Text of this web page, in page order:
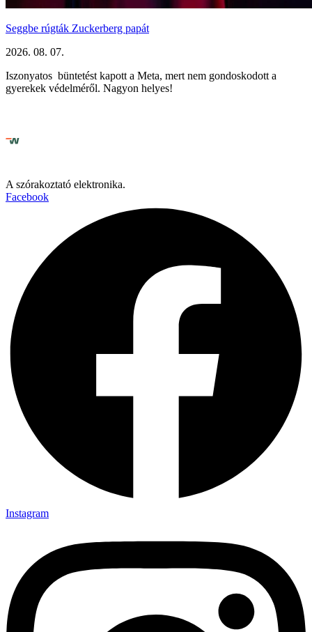
Seggbe rúgták Zuckerberg papát
2026. 08. 07.
Iszonyatos büntetést kapott a Meta, mert nem gondoskodott a
gyerekek védelméről. Nagyon helyes!
A szórakoztató elektronika.
Facebook
Instagram